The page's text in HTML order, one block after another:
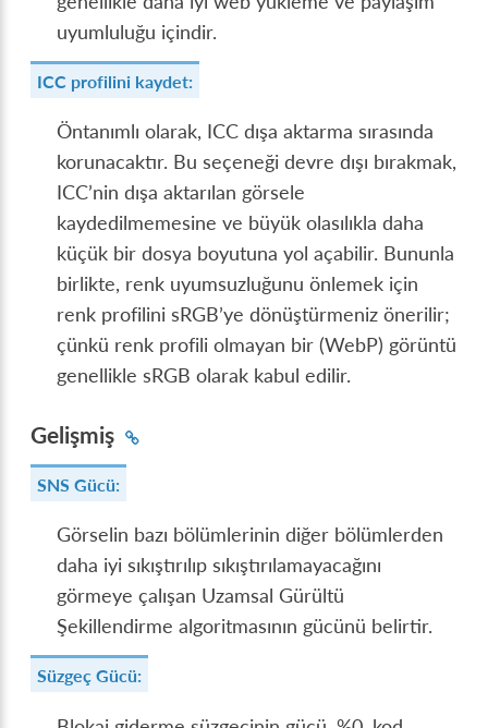
uyumluluğu içindir.
ICC profilini kaydet:
Öntanımlı olarak, ICC dışa aktarma sırasında
korunacaktır. Bu seçeneği devre dışı bırakmak,
ICC’nin dışa aktarılan görsele
kaydedilmemesine ve büyük olasılıkla daha
küçük bir dosya boyutuna yol açabilir. Bununla
birlikte, renk uyumsuzluğunu önlemek için
renk profilini sRGB’ye dönüştürmeniz önerilir;
çünkü renk profili olmayan bir (WebP) görüntü
genellikle sRGB olarak kabul edilir.
Gelişmiş
SNS Gücü:
Görselin bazı bölümlerinin diğer bölümlerden
daha iyi sıkıştırılıp sıkıştırılamayacağını
görmeye çalışan Uzamsal Gürültü
Şekillendirme algoritmasının gücünü belirtir.
Süzgeç Gücü: